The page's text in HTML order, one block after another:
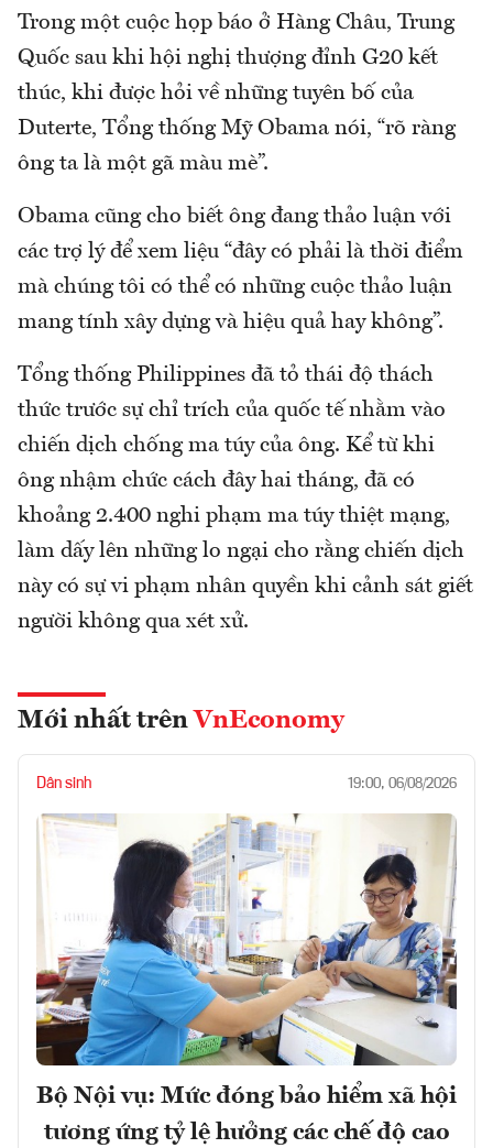
Trong một cuộc họp báo ở Hàng Châu, Trung
Quốc sau khi hội nghị thượng đỉnh G20 kết
thúc, khi được hỏi về những tuyên bố của
Duterte, Tổng thống Mỹ Obama nói, “rõ ràng
ông ta là một gã màu mè”.
Obama cũng cho biết ông đang thảo luận với
các trợ lý để xem liệu “đây có phải là thời điểm
mà chúng tôi có thể có những cuộc thảo luận
mang tính xây dựng và hiệu quả hay không”.
Tổng thống Philippines đã tỏ thái độ thách
thức trước sự chỉ trích của quốc tế nhằm vào
chiến dịch chống ma túy của ông. Kể từ khi
ông nhậm chức cách đây hai tháng, đã có
khoảng 2.400 nghi phạm ma túy thiệt mạng,
làm dấy lên những lo ngại cho rằng chiến dịch
này có sự vi phạm nhân quyền khi cảnh sát giết
người không qua xét xử.
Mới nhất trên VnEconomy
Dân sinh 19:00, 06/08/2026
Bộ Nội vụ: Mức đóng bảo hiểm xã hội
tương ứng tỷ lệ hưởng các chế độ cao